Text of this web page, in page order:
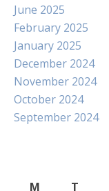
June 2025
February 2025
January 2025
December 2024
November 2024
October 2024
September 2024
M
T